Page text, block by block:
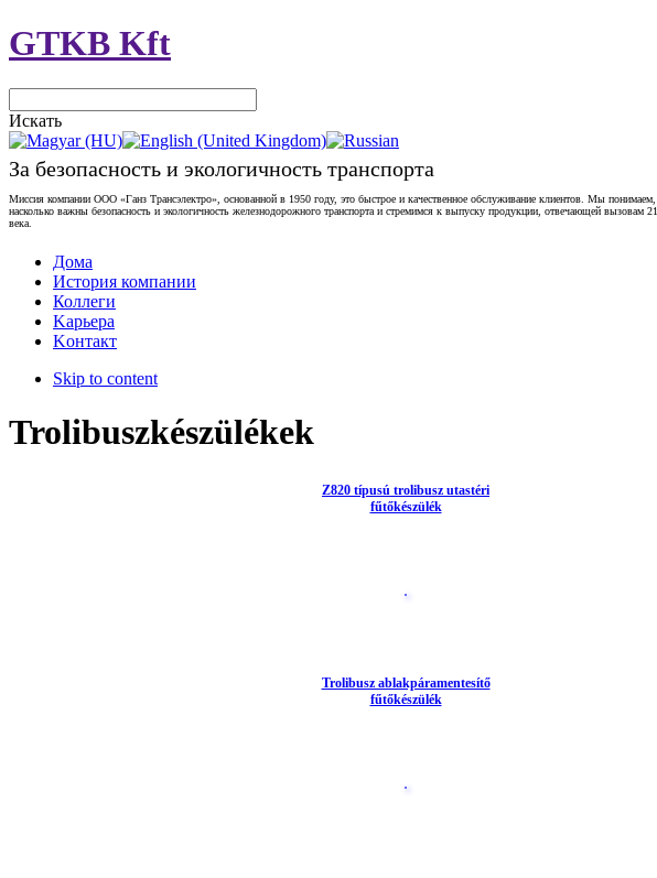
GTKB Kft
Искать
За безопасность и экологичность транспорта
Миссия компании ООО «Ганз Трансэлектро», основанной в 1950 году, это быстрое и качественное обслуживание клиентов. Мы понимаем,
насколько важны безопасность и экологичность железнодорожного транспорта и стремимся к выпуску продукции, отвечающей вызовам 21
века.
Дома
История компании
Коллеги
Kарьера
Kонтакт
Skip to content
Trolibuszkészülékek
Z820 típusú trolibusz utastéri
fűtőkészülék
Trolibusz ablakpáramentesítő
fűtőkészülék